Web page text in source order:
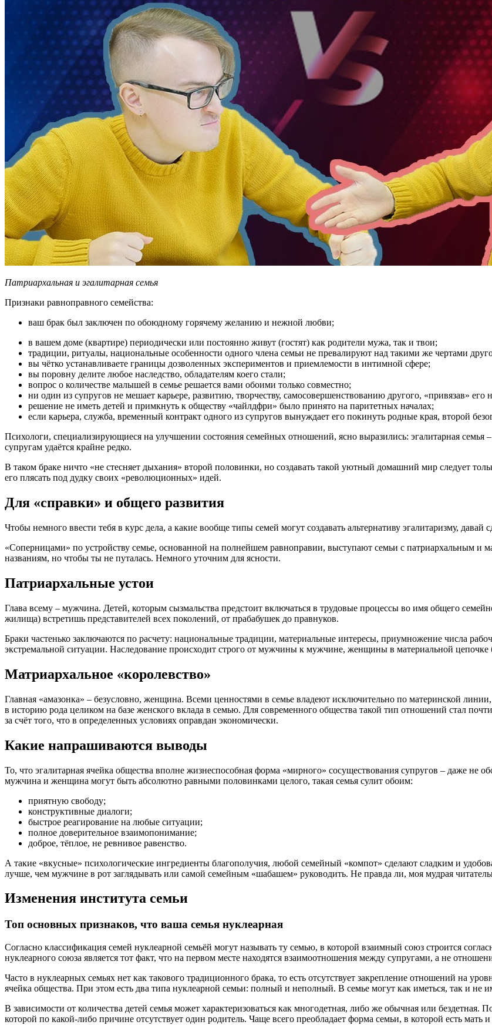
Патриархальная и эгалитарная семья
Признаки равноправного семейства:
ваш брак был заключен по обоюдному горячему желанию и нежной любви;
в вашем доме (квартире) периодически или постоянно живут (гостят) как родители мужа, так и твои;
традиции, ритуалы, национальные особенности одного члена семьи не превалируют над такими же чертами
вы чётко устанавливаете границы дозволенных экспериментов и приемлемости в интимной сфере;
вы поровну делите любое наследство, обладателям коего стали;
вопрос о количестве малышей в семье решается вами обоими только совместно;
ни один из супругов не мешает карьере, развитию, творчеству, самосовершенствованию другого, «привязав»
решение не иметь детей и примкнуть к обществу «чайлдфри» было принято на паритетных началах;
если карьера, служба, временный контракт одного из супругов вынуждает его покинуть родные края, второй
Психологи, специализирующиеся на улучшении состояния семейных отношений, ясно выразились: эгалитарная семья
супругам удаётся крайне редко.
В таком браке ничто «не стесняет дыхания» второй половинки, но создавать такой уютный домашний мир следует
его плясать под дудку своих «революционных» идей.
Для «справки» и общего развития
Чтобы немного ввести тебя в курс дела, а какие вообще типы семей могут создавать альтернативу эгалитаризму,
«Соперницами» по устройству семье, основанной на полнейшем равноправии, выступают семьи с патриархальным и
названиям, но чтобы ты не путалась. Немного уточним для ясности.
Патриархальные устои
Глава всему – мужчина. Детей, которым сызмальства предстоит включаться в трудовые процессы во имя общего
жилища) встретишь представителей всех поколений, от прабабушек до правнуков.
Браки частенько заключаются по расчету: национальные традиции, материальные интересы, приумножение числа
экстремальной ситуации. Наследование происходит строго от мужчины к мужчине, женщины в материальной цепочке
Матриархальное «королевство»
Главная «амазонка» – безусловно, женщина. Всеми ценностями в семье владеют исключительно по материнской
в историю рода целиком на базе женского вклада в семью. Для современного общества такой тип отношений стал
за счёт того, что в определенных условиях оправдан экономически.
Какие напрашиваются выводы
То, что эгалитарная ячейка общества вполне жизнеспособная форма «мирного» сосуществования супругов – даже
мужчина и женщина могут быть абсолютно равными половинками целого, такая семья сулит обоим:
приятную свободу;
конструктивные диалоги;
быстрое реагирование на любые ситуации;
полное доверительное взаимопонимание;
доброе, тёплое, не ревнивое равенство.
А такие «вкусные» психологические ингредиенты благополучия, любой семейный «компот» сделают сладким и
лучше, чем мужчине в рот заглядывать или самой семейным «шабашем» руководить. Не правда ли, моя мудрая
Изменения института семьи
Топ основных признаков, что ваша семья нуклеарная
Согласно классификация семей нуклеарной семьёй могут называть ту семью, в которой взаимный союз строится
нуклеарного союза является тот факт, что на первом месте находятся взаимоотношения между супругами, а не
Часто в нуклеарных семьях нет как такового традиционного брака, то есть отсутствует закрепление отношений на
ячейка общества. При этом есть два типа нуклеарной семьи: полный и неполный. В семье могут как иметься, так и не
В зависимости от количества детей семья может характеризоваться как многодетная, либо же обычная или бездетная.
которой по какой-либо причине отсутствует один родитель. Чаще всего преобладает форма семьи, в которой есть мать и